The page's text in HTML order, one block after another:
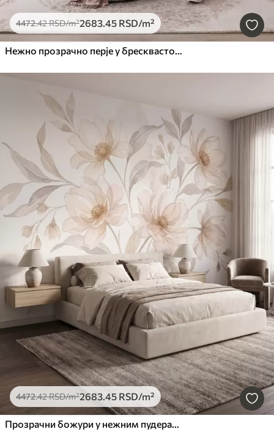
4472.42RSD/m²2683.45 RSD/m²
Нежно прозрачно перје у бресквасто-ружичастој измаглици са сјајем
4472.42RSD/m²2683.45 RSD/m²
Прозрачни божури у нежним пудерасто-беж тоновима